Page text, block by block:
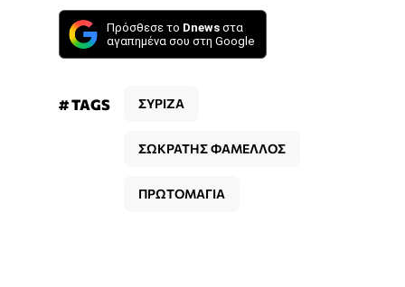
Πρόσθεσε το Dnews στα
αγαπημένα σου στη Google
# TAGS ΣΥΡΙΖΑ
ΣΩΚΡΑΤΗΣ ΦΑΜΕΛΛΟΣ
ΠΡΩΤΟΜΑΓΙΑ